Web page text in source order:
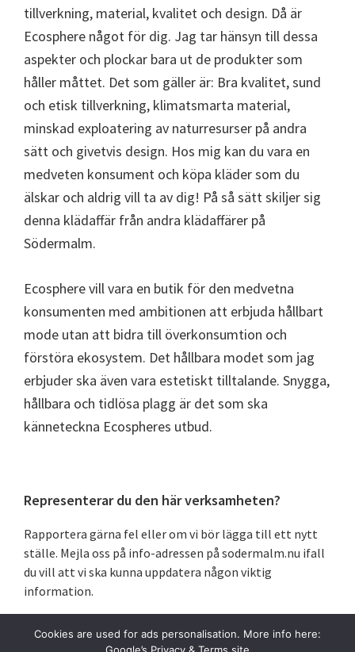
tillverkning, material, kvalitet och design. Då är
Ecosphere något för dig. Jag tar hänsyn till dessa
aspekter och plockar bara ut de produkter som
håller måttet. Det som gäller är: Bra kvalitet, sund
och etisk tillverkning, klimatsmarta material,
minskad exploatering av naturresurser på andra
sätt och givetvis design. Hos mig kan du vara en
medveten konsument och köpa kläder som du
älskar och aldrig vill ta av dig! På så sätt skiljer sig
denna klädaffär från andra klädaffärer på
Södermalm.
Ecosphere vill vara en butik för den medvetna
konsumenten med ambitionen att erbjuda hållbart
mode utan att bidra till överkonsumtion och
förstöra ekosystem. Det hållbara modet som jag
erbjuder ska även vara estetiskt tilltalande. Snygga,
hållbara och tidlösa plagg är det som ska
känneteckna Ecospheres utbud.
Primärt
sidofält
Representerar du den här verksamheten?
Rapportera gärna fel eller om vi bör lägga till ett nytt
ställe. Mejla oss på info-adressen på sodermalm.nu ifall
du vill att vi ska kunna uppdatera någon viktig
information.
Cookies are used for ads personalisation. More info here: